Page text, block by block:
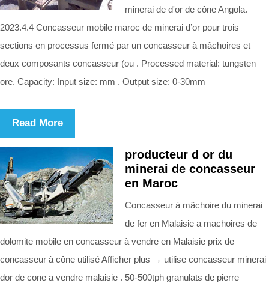
minerai de d'or de cône Angola.
2023.4.4 Concasseur mobile maroc de minerai d’or pour trois
sections en processus fermé par un concasseur à mâchoires et
deux composants concasseur (ou . Processed material: tungsten
ore. Capacity: Input size: mm . Output size: 0-30mm
Read More
producteur d or du
minerai de concasseur
en Maroc
Concasseur à mâchoire du minerai
de fer en Malaisie a machoires de
dolomite mobile en concasseur à vendre en Malaisie prix de
concasseur à cône utilisé Afficher plus → utilise concasseur minerai
dor de cone a vendre malaisie . 50-500tph granulats de pierre